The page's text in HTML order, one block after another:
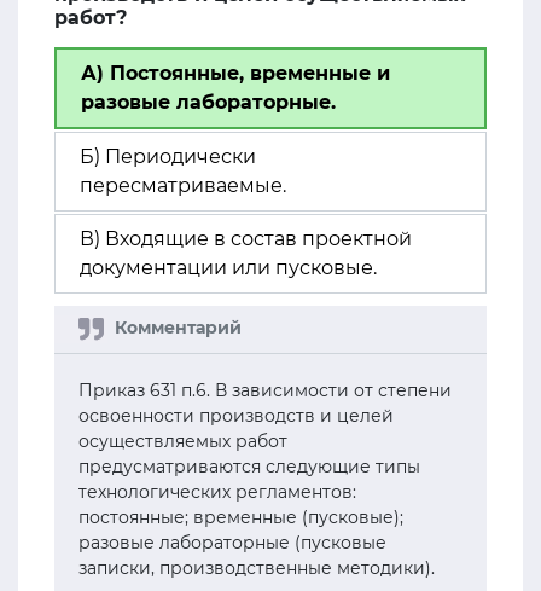
работ?
А) Постоянные, временные и
разовые лабораторные.
Б) Периодически
пересматриваемые.
В) Входящие в состав проектной
документации или пусковые.
Приказ 631 п.6. В зависимости от степени
освоенности производств и целей
осуществляемых работ
предусматриваются следующие типы
технологических регламентов:
постоянные; временные (пусковые);
разовые лабораторные (пусковые
записки, производственные методики).